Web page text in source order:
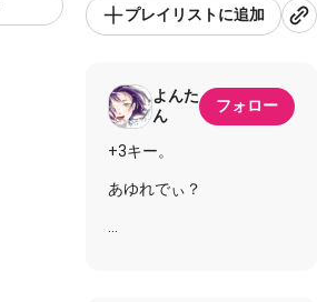
プレイリストに追加
よんた
ん
フォロー
+3キー。
あゆれでぃ？